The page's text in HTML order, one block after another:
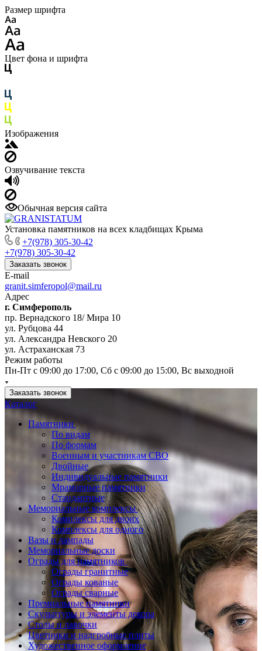
Размер шрифта
Цвет фона и шрифта
Изображения
Озвучивание текста
Обычная версия сайта
Установка памятников на всех кладбищах Крыма
+7(978) 305-30-42
+7(978) 305-30-42
Заказать звонок
E-mail
granit.simferopol@mail.ru
Адрес
г. Симферополь
пр. Вернадского 18/ Мира 10
ул. Рубцова 44
ул. Александра Невского 20
ул. Астраханская 73
Режим работы
Пн-Пт с 09:00 до 17:00, Сб с 09:00 до 15:00, Вс выходной
Заказать звонок
Каталог
Памятники
По видам
По формам
Военным и участникам СВО
Двойные
Индивидуальные памятники
Мраморные памятники
Стандартные
Мемориальные комплексы
Комплексы для двоих
Комплексы для одного
Вазы и лампады
Мемориальные доски
Ограды для памятников
Ограды гранитные
Ограды кованые
Ограды сварные
Премиальные памятники
Скульптуры и элементы декора
Столы и лавочки
Цветники и надгробные плиты
Художественное оформление